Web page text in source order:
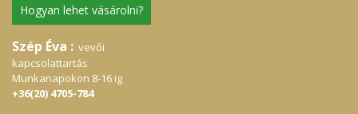
Hogyan lehet vásárolni?
Szép Éva : vevői
kapcsolattartás
Munkanapokon 8-16 ig
+36(20) 4705-784